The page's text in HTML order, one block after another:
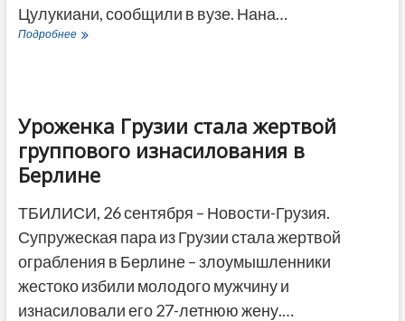
Цулукиани, сообщили в вузе. Нана…
ПодробнееЦулукиани
Тбилисской
консерватории
Уроженка Грузии стала жертвой
группового изнасилования в
Берлине
ТБИЛИСИ, 26 сентября – Новости-Грузия.
Супружеская пара из Грузии стала жертвой
ограбления в Берлине – злоумышленники
жестоко избили молодого мужчину и
изнасиловали его 27-летнюю жену.…